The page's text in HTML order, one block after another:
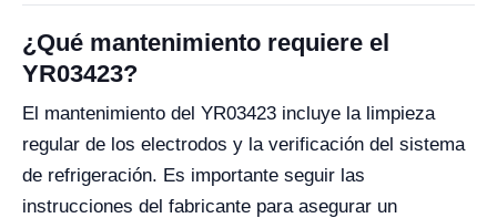
¿Qué mantenimiento requiere el
YR03423?
El mantenimiento del YR03423 incluye la limpieza
regular de los electrodos y la verificación del sistema
de refrigeración. Es importante seguir las
instrucciones del fabricante para asegurar un